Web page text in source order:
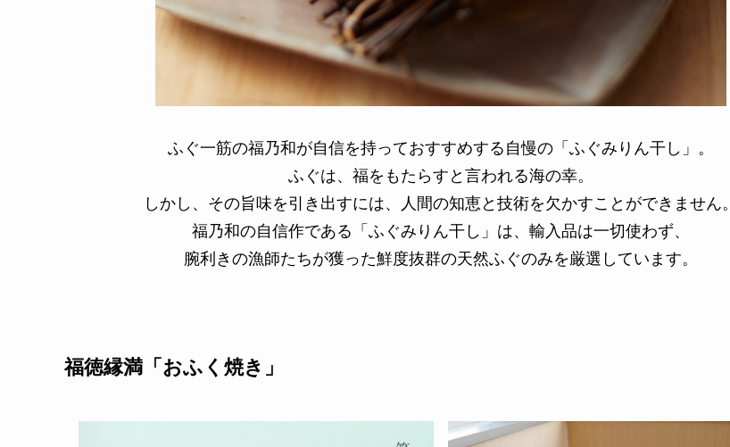
ふぐ一筋の福乃和が自信を持っておすすめする自慢の「ふぐみりん干し」。
ふぐは、福をもたらすと言われる海の幸。
しかし、その旨味を引き出すには、人間の知恵と技術を欠かすことができません。
福乃和の自信作である「ふぐみりん干し」は、輸入品は一切使わず、
腕利きの漁師たちが獲った鮮度抜群の天然ふぐのみを厳選しています。
福徳縁満「おふく焼き」